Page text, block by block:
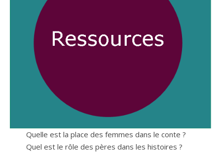
Quelle est la place des femmes dans le conte ?
Quel est le rôle des pères dans les histoires ?